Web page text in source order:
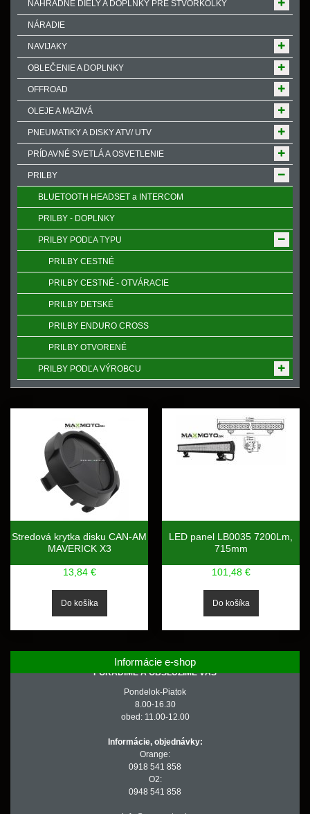
NÁHRADNÉ DIELY A DOPLNKY PRE ŠTVORKOLKY
NÁRADIE
NAVIJAKY
OBLEČENIE A DOPLNKY
OFFROAD
OLEJE A MAZIVÁ
PNEUMATIKY A DISKY ATV/ UTV
PRÍDAVNÉ SVETLÁ A OSVETLENIE
PRILBY
BLUETOOTH HEADSET a INTERCOM
PRILBY - DOPLNKY
PRILBY PODĽA TYPU
PRILBY CESTNÉ
PRILBY CESTNÉ - OTVÁRACIE
PRILBY DETSKÉ
PRILBY ENDURO CROSS
PRILBY OTVORENÉ
PRILBY PODĽA VÝROBCU
Stredová krytka disku CAN-AM
MAVERICK X3
13,84 €
LED panel LB0035 7200Lm,
715mm
101,48 €
Informácie e-shop
PORADÍME A OBSLÚŽIME VÁS
Pondelok-Piatok
8.00-16.30
obed: 11.00-12.00
Informácie, objednávky:
Orange:
0918 541 858
O2:
0948 541 858